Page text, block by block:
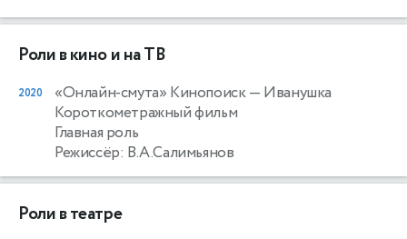
Роли в кино и на ТВ
2020 «Онлайн-смута» Кинопоиск— Иванушка
Короткометражный фильм
Главная роль
Режиссёр: В.А.Салимьянов
Роли в театре